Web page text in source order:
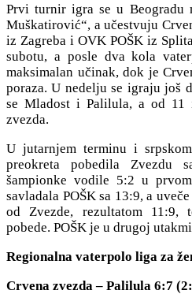
Prvi turnir igra se u Beogradu
Muškatirović“, a učestvuju
iz Zagreba i OVK POŠK iz
subotu, a posle dva kola
maksimalan učinak, dok je
poraza. U nedelju se igraju još
se Mladost i Palilula, a od 11
zvezda.
U jutarnjem terminu i
preokreta pobedila Zvezdu
šampionke vodile 5:2 u
savladala POŠK sa 13:9, a
od Zvezde, rezultatom 11:9,
pobede. POŠK je u drugoj
Regionalna vaterpolo liga za
Crvena zvezda – Palilula 6:7